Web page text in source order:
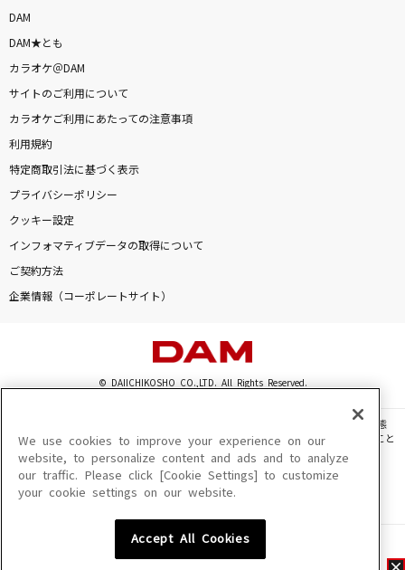
DAM
DAM★とも
カラオケ＠DAM
サイトのご利用について
カラオケご利用にあたっての注意事項
利用規約
特定商取引法に基づく表示
プライバシーポリシー
クッキー設定
インフォマティブデータの取得について
ご契約方法
企業情報（コーポレートサイト）
© DAIICHIKOSHO CO.,LTD. All Rights Reserved.
このサイトに掲載されている一切の文章・画像・写真・動画・音声等を、手段や形態
を問わず、著作権法の定める範囲を超えて無断で複製、転載、ファイル化などすること
を禁じます。
楽曲及びコンテンツは、機種によりご利用いただけない場合があります。
楽曲及びコンテンツの配信日、配信内容が変更になる場合があります。
We use cookies to improve your experience on our
website, to personalize content and ads and to analyze
our traffic. Please click [Cookie Settings] to customize
your cookie settings on our website.
Accept All Cookies